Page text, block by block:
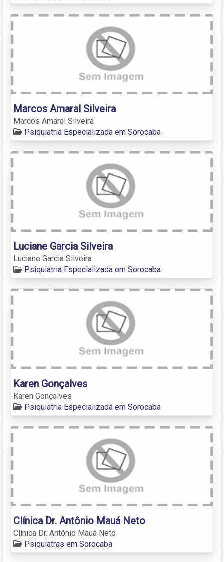
Marcos Amaral Silveira
Marcos Amaral Silveira
Psiquiatria Especializada em Sorocaba
Luciane Garcia Silveira
Luciane Garcia Silveira
Psiquiatria Especializada em Sorocaba
Karen Gonçalves
Karen Gonçalves
Psiquiatria Especializada em Sorocaba
Clínica Dr. Antônio Mauá Neto
Clínica Dr. Antônio Mauá Neto
Psiquiatras em Sorocaba